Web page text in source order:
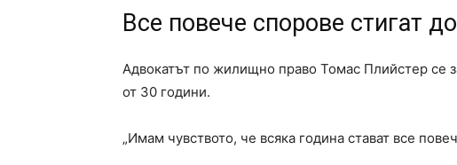
Все повече спорове стигат
Адвокатът по жилищно право Томас Плийстер се
от 30 години.
„Имам чувството, че всяка година стават все